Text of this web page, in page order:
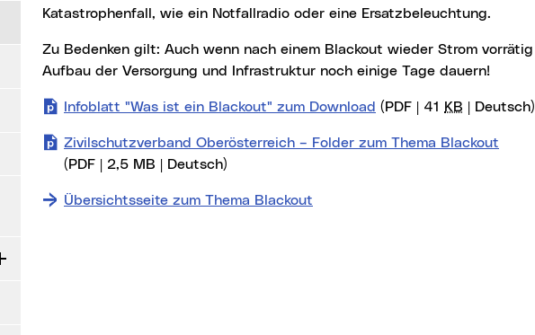
Aufklappen
Katastrophenfall, wie ein Notfallradio oder eine Ersatzbeleuchtung.
Zu Bedenken gilt: Auch wenn nach einem Blackout wieder Strom vorrätig ist, kann der
Aufbau der Versorgung und Infrastruktur noch einige Tage dauern!
Infoblatt "Was ist ein Blackout" zum Download (PDF | 41 KB | Deutsch)
Zivilschutzverband Oberösterreich – Folder zum Thema Blackout
(PDF | 2,5 MB | Deutsch)
Übersichtsseite zum Thema Blackout